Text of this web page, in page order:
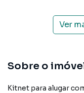
Ver
Sobre o
Kitnet para alugar